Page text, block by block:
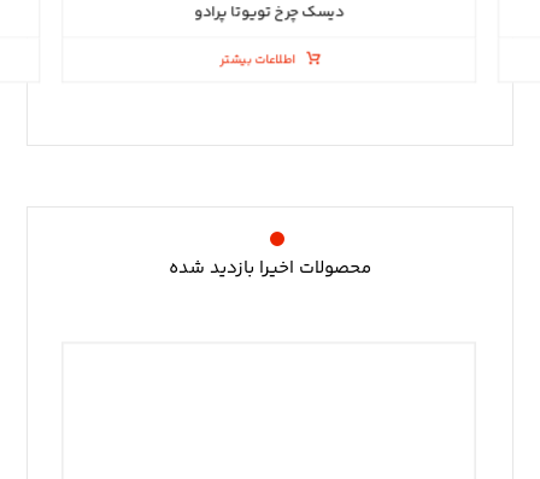
دیسک چرخ تویوتا پرادو
اطلاعات بیشتر
محصولات اخیرا بازدید شده